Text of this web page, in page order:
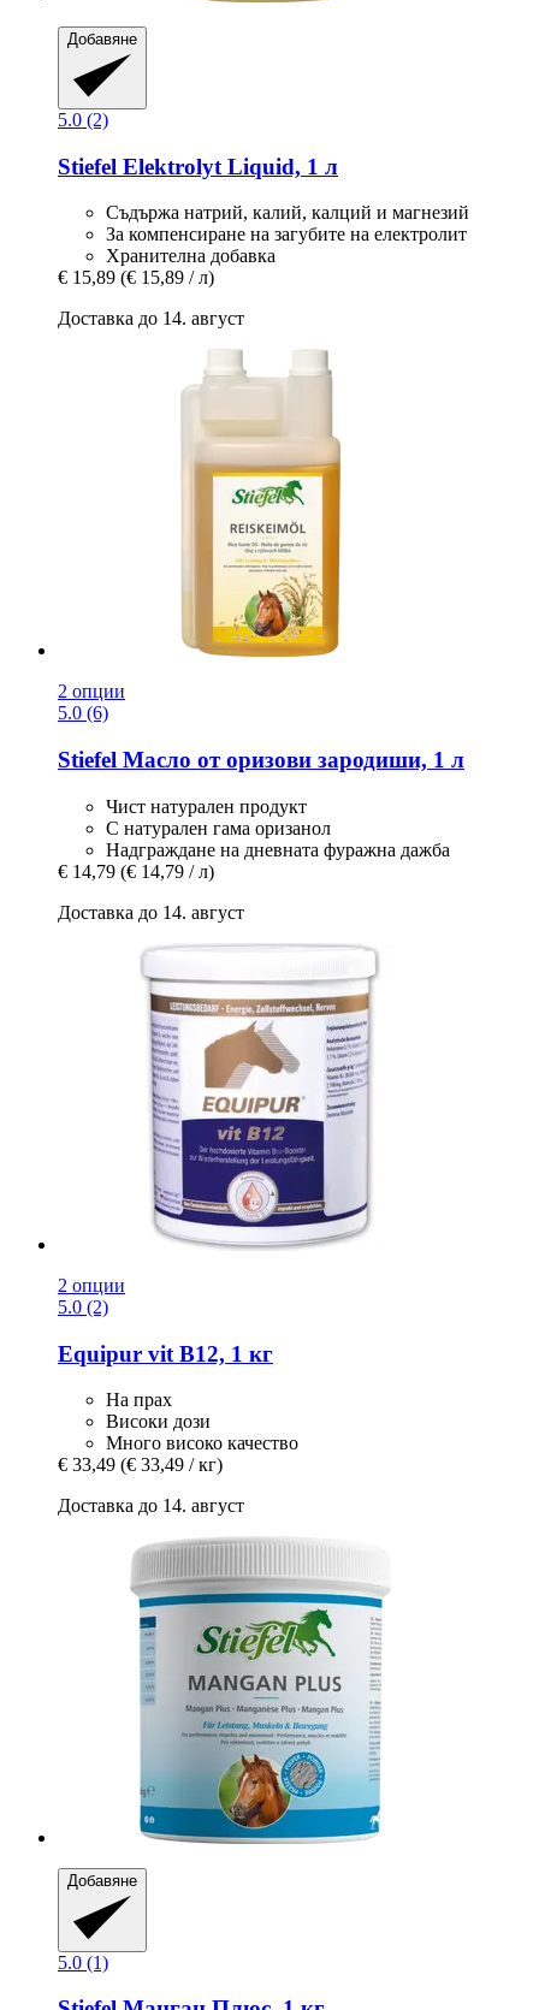
Добавяне
5.0 (2)
Stiefel Elektrolyt Liquid, 1 л
Съдържа натрий, калий, калций и магнезий
За компенсиране на загубите на електролит
Хранителна добавка
€ 15,89 (€ 15,89 / л)
Доставка до 14. август
2 опции
5.0 (6)
Stiefel Масло от оризови зародиши, 1 л
Чист натурален продукт
С натурален гама оризанол
Надграждане на дневната фуражна дажба
€ 14,79 (€ 14,79 / л)
Доставка до 14. август
2 опции
5.0 (2)
Equipur vit B12, 1 кг
На прах
Високи дози
Много високо качество
€ 33,49 (€ 33,49 / кг)
Доставка до 14. август
Добавяне
5.0 (1)